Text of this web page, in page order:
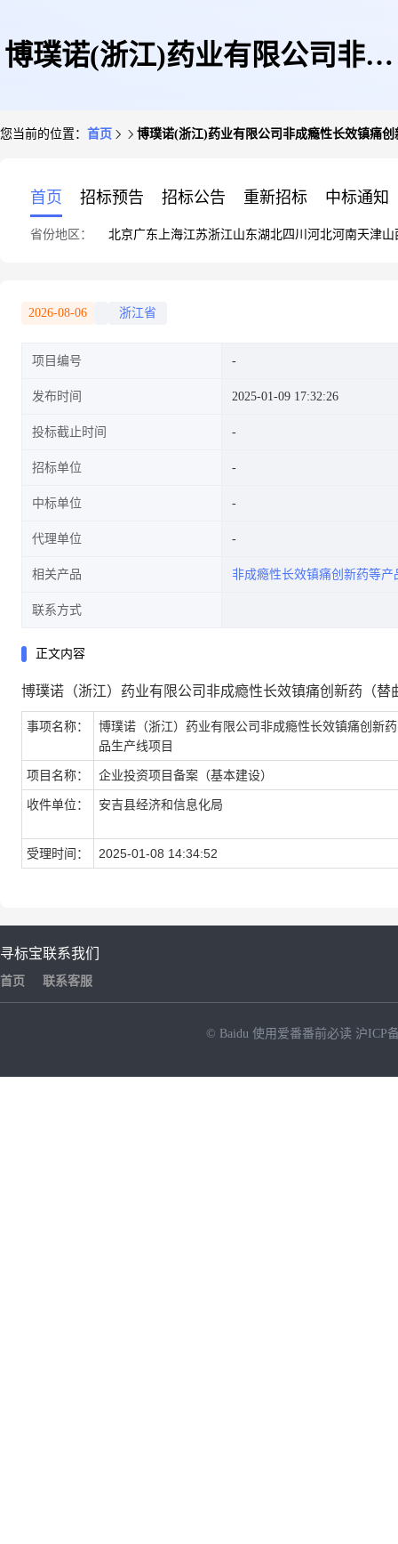
博璞诺(浙江)药业有限公司非成
您当前的位置： 首页 博璞诺(浙江)药业有限公司非成瘾性长效镇痛
首页 招标预告 招标公告 重新招标 中标通知
省份地区： 北京广东 上海江苏浙江山东湖北四川 河北河南天津山
2026-08-06 浙江省
项目编号
发布时间 2025-01-09 17:32:26
投标截止时间
招标单位
中标单位
代理单位
相关产品 非成瘾性长效镇痛创新药等产
联系方式
正文内容
博璞诺（浙江）药业有限公司非成瘾性长效镇痛创新药（
事项名称：
博璞诺（浙江）药业有限公司非成瘾性长效镇痛创新
品生产线项目
项目名称： 企业投资项目备案（基本建设）
收件单位： 安吉县经济和信息化局
受理时间： 2025-01-08 14:34:52
寻标宝
首页
联系我们
联系客服
© Baidu 使用爱番番前必读 沪ICP